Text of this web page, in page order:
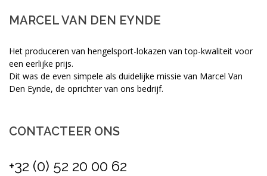
MARCEL VAN DEN EYNDE
Het produceren van hengelsport-lokazen van top-kwaliteit voor
een eerlijke prijs.
Dit was de even simpele als duidelijke missie van Marcel Van
Den Eynde, de oprichter van ons bedrijf.
CONTACTEER ONS
+32 (0) 52 20 00 62